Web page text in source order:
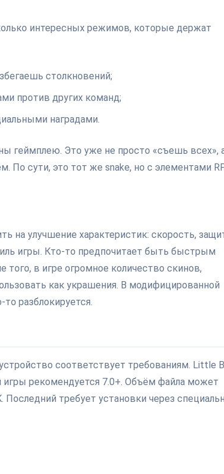
интересных режимов, которые держат
столкновений;
против других команд;
наградами.
геймплею. Это уже не просто «съешь всех»,
По сути, это тот же snake, но с элементами
на улучшение характеристик: скорость,
игры. Кто-то предпочитает быть быстрым
в игре огромное количество скинов,
как украшения. В модифицированной
разблокируется.
соответствует требованиям. Little
игры рекомендуется 7.0+. Объём файла может
требует установки через